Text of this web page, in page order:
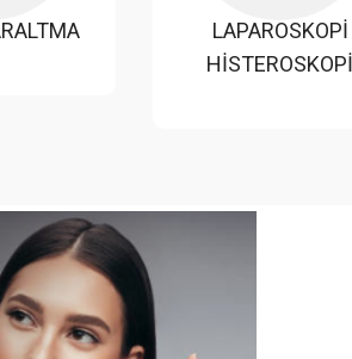
LAPAROSKOPİ
HİSTEROSKOPİ